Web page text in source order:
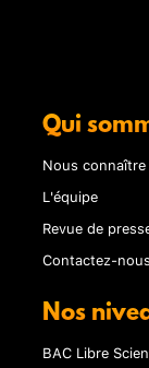
Qui
Nous connaître
L'équipe
Revue de
Contactez-nous
Nos
BAC Libre